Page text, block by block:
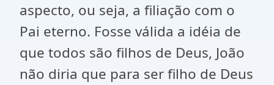
aspecto, ou seja, a filiação com o
Pai eterno. Fosse válida a idéia de
que todos são filhos de Deus, João
não diria que para ser filho de Deus